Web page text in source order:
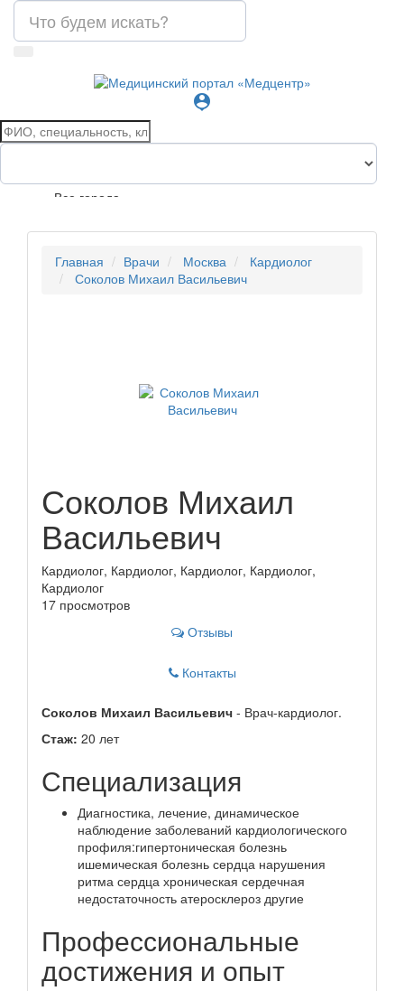
person_pin
Все города
Главная Врачи Москва
Кардиолог
Соколов Михаил Васильевич
Соколов Михаил
Васильевич
Кардиолог, Кардиолог, Кардиолог, Кардиолог,
Кардиолог
17 просмотров
Отзывы
Контакты
Соколов Михаил Васильевич - Врач-кардиолог.
Стаж: 20 лет
Специализация
Диагностика, лечение, динамическое
наблюдение заболеваний кардиологического
профиля:гипертоническая болезнь
ишемическая болезнь сердца нарушения
ритма сердца хроническая сердечная
недостаточность атеросклероз другие
Профессиональные
достижения и опыт